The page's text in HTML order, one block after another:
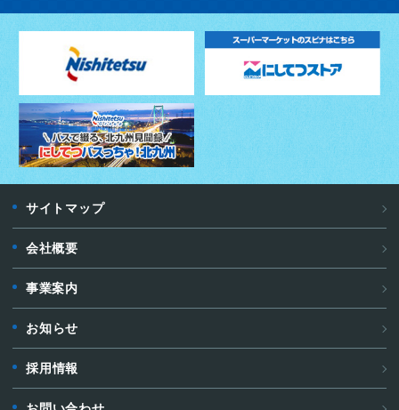
サイトマップ
会社概要
事業案内
お知らせ
採用情報